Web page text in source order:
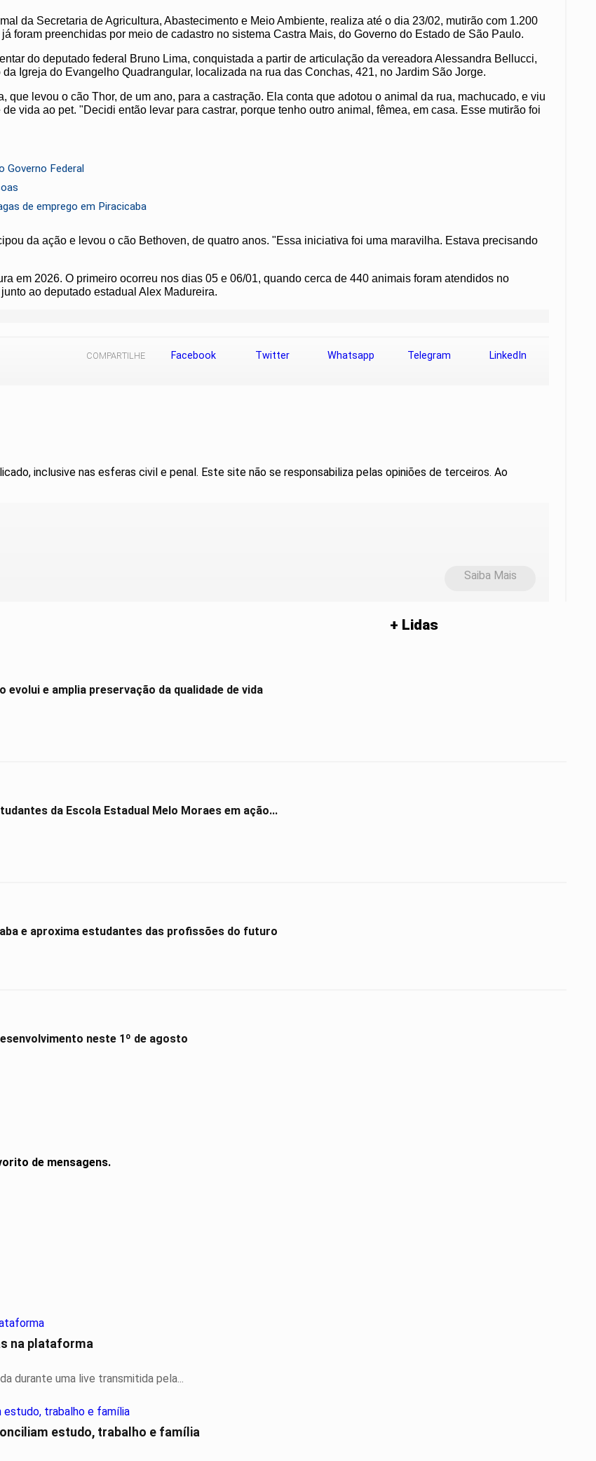
da Secretaria de Agricultura, Abastecimento e Meio Ambiente, realiza até o dia 23/02, mutirão com 1.200
foram preenchidas por meio de cadastro no sistema Castra Mais, do Governo do Estado de São Paulo.
do deputado federal Bruno Lima, conquistada a partir de articulação da vereadora Alessandra Bellucci,
Igreja do Evangelho Quadrangular, localizada na rua das Conchas, 421, no Jardim São Jorge.
que levou o cão Thor, de um ano, para a castração. Ela conta que adotou o animal da rua, machucado, e viu
vida ao pet. "Decidi então levar para castrar, porque tenho outro animal, fêmea, em casa. Esse mutirão foi
Governo Federal
de emprego em Piracicaba
da ação e levou o cão Bethoven, de quatro anos. "Essa iniciativa foi uma maravilha. Estava precisando
em 2026. O primeiro ocorreu nos dias 05 e 06/01, quando cerca de 440 animais foram atendidos no
ao deputado estadual Alex Madureira.
COMPARTILHE Facebook Twitter Whatsapp Telegram LinkedIn
inclusive nas esferas civil e penal. Este site não se responsabiliza pelas opiniões de terceiros. Ao
Saiba Mais
+ Lidas
e amplia preservação da qualidade de vida
da Escola Estadual Melo Moraes em ação...
Hyundai Maker amplia presença em Piracicaba e aproxima estudantes das profissões do futuro
neste 1º de agosto
de mensagens.
na plataforma
durante uma live transmitida pela...
estudo, trabalho e família